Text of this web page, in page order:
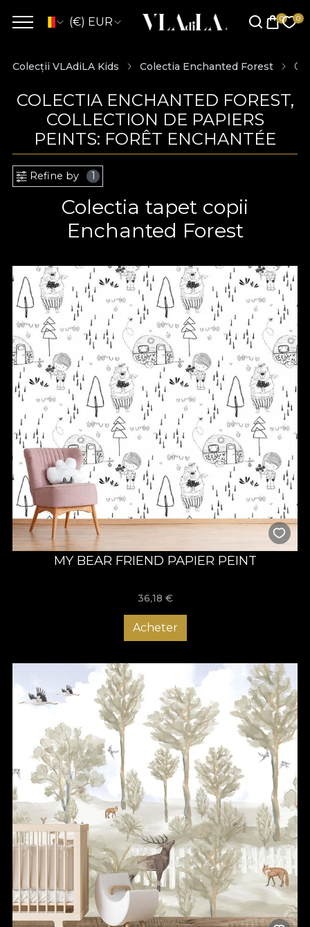
(€) EUR
Colecții VLAdiLA Kids Colectia Enchanted Forest
COLECTIA ENCHANTED FOREST,
COLLECTION DE PAPIERS
PEINTS: FORÊT ENCHANTÉE
Refine by 1
Colectia tapet copii
Enchanted Forest
MY BEAR FRIEND PAPIER PEINT
36,18 €
Acheter